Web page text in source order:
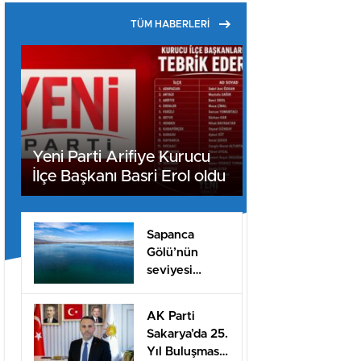
TÜM HABERLERİ
Yeni Parti Arifiye Kurucu
İlçe Başkanı Basri Erol oldu
Sapanca
Gölü’nün
seviyesi
üzerinde
AK Parti
Sakarya’da 25.
Yıl Buluşması